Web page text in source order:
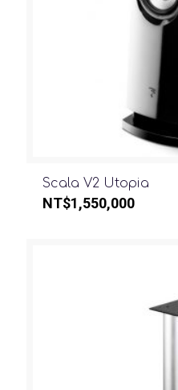
Scala V2 Utopia
NT$1,550,000